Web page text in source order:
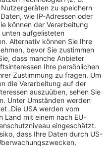
Ladenpreis
anzeigen Ohne Gebot